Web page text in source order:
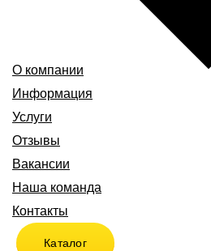
О компании
Информация
Услуги
Отзывы
Вакансии
Наша команда
Контакты
Каталог